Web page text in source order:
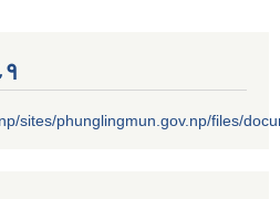
sites/phunglingmun.gov.np/files/